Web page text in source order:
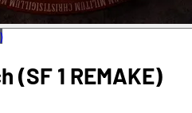
(SF 1 REMAKE)